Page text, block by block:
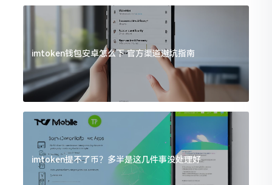
imtoken钱包安卓怎么下 官方渠道避坑指南
imtoken提不了币？多半是这几件事没处理好